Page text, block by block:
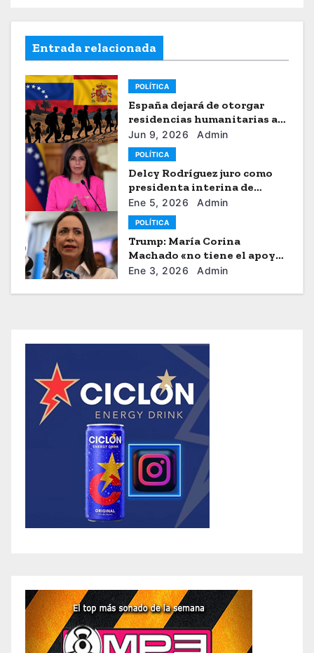
Entrada relacionada
POLÍTICA
España dejará de otorgar
residencias humanitarias a
venezolanos
Jun 9, 2026 Admin
POLÍTICA
Delcy Rodríguez juro como
presidenta interina de
Venezuela
Ene 5, 2026 Admin
POLÍTICA
Trump: María Corina
Machado «no tiene el apoyo»
para dirigir Venezuela
Ene 3, 2026 Admin